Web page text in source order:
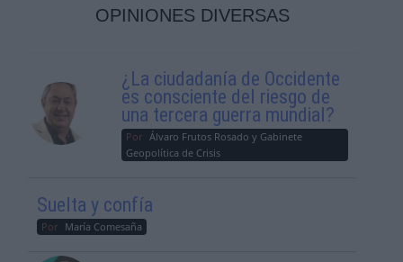
OPINIONES DIVERSAS
¿La ciudadanía de Occidente
es consciente del riesgo de
una tercera guerra mundial?
Por Álvaro Frutos Rosado y Gabinete
Geopolítica de Crisis
Suelta y confía
Por María Comesaña